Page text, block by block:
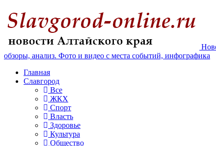
обзоры, анализ. Фото и видео с места событий, инфографика
Главная
Славгород
Все
ЖКХ
Спорт
Власть
Здоровье
Культура
Общество